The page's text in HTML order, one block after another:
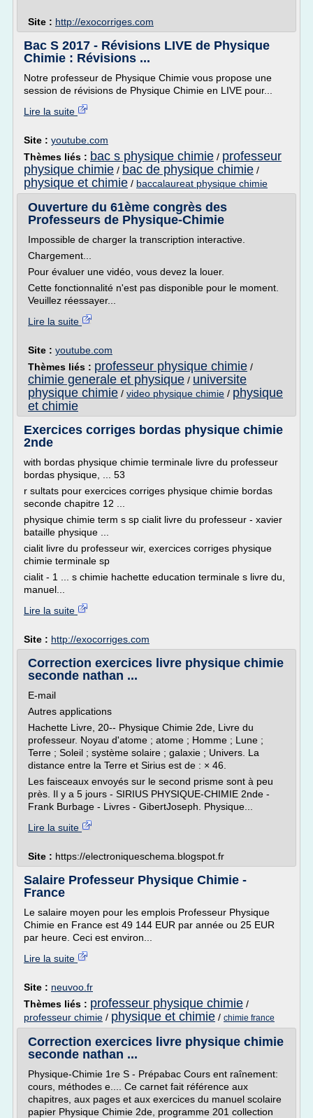
Site : http://exocorriges.com
Bac S 2017 - Révisions LIVE de Physique
Chimie : Révisions ...
Notre professeur de Physique Chimie vous propose une
session de révisions de Physique Chimie en LIVE pour...
Lire la suite
Site : youtube.com
Thèmes liés : bac s physique chimie / professeur
physique chimie / bac de physique chimie /
physique et chimie / baccalaureat physique chimie
Ouverture du 61ème congrès des
Professeurs de Physique-Chimie
Impossible de charger la transcription interactive.
Chargement...
Pour évaluer une vidéo, vous devez la louer.
Cette fonctionnalité n'est pas disponible pour le moment.
Veuillez réessayer...
Lire la suite
Site : youtube.com
Thèmes liés : professeur physique chimie /
chimie generale et physique / universite
physique chimie / video physique chimie / physique
et chimie
Exercices corriges bordas physique chimie
2nde
with bordas physique chimie terminale livre du professeur
bordas physique, ... 53
r sultats pour exercices corriges physique chimie bordas
seconde chapitre 12 ...
physique chimie term s sp cialit livre du professeur - xavier
bataille physique ...
cialit livre du professeur wir, exercices corriges physique
chimie terminale sp
cialit - 1 ... s chimie hachette education terminale s livre du,
manuel...
Lire la suite
Site : http://exocorriges.com
Correction exercices livre physique chimie
seconde nathan ...
E-mail
Autres applications
Hachette Livre, 20-- Physique Chimie 2de, Livre du
professeur. Noyau d'atome ; atome ; Homme ; Lune ;
Terre ; Soleil ; système solaire ; galaxie ; Univers. La
distance entre la Terre et Sirius est de : × 46.
Les faisceaux envoyés sur le second prisme sont à peu
près. Il y a 5 jours - SIRIUS PHYSIQUE-CHIMIE 2nde -
Frank Burbage - Livres - GibertJoseph. Physique...
Lire la suite
Site : https://electroniqueschema.blogspot.fr
Salaire Professeur Physique Chimie -
France
Le salaire moyen pour les emplois Professeur Physique
Chimie en France est 49 144 EUR par année ou 25 EUR
par heure. Ceci est environ...
Lire la suite
Site : neuvoo.fr
Thèmes liés : professeur physique chimie /
professeur chimie / physique et chimie / chimie france
Correction exercices livre physique chimie
seconde nathan ...
Physique-Chimie 1re S - Prépabac Cours ent raînement:
cours, méthodes e.... Ce carnet fait référence aux
chapitres, aux pages et aux exercices du manuel scolaire
papier Physique Chimie 2de, programme 201 collection